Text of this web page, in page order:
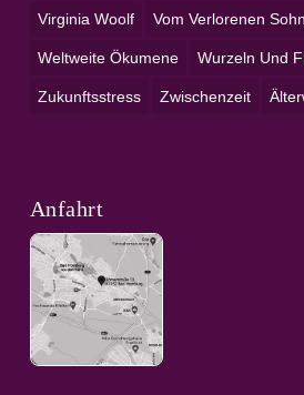
Virginia Woolf Vom Verlorenen Sohn
Weltweite Ökumene Wurzeln Und
Zukunftsstress Zwischenzeit
Anfahrt